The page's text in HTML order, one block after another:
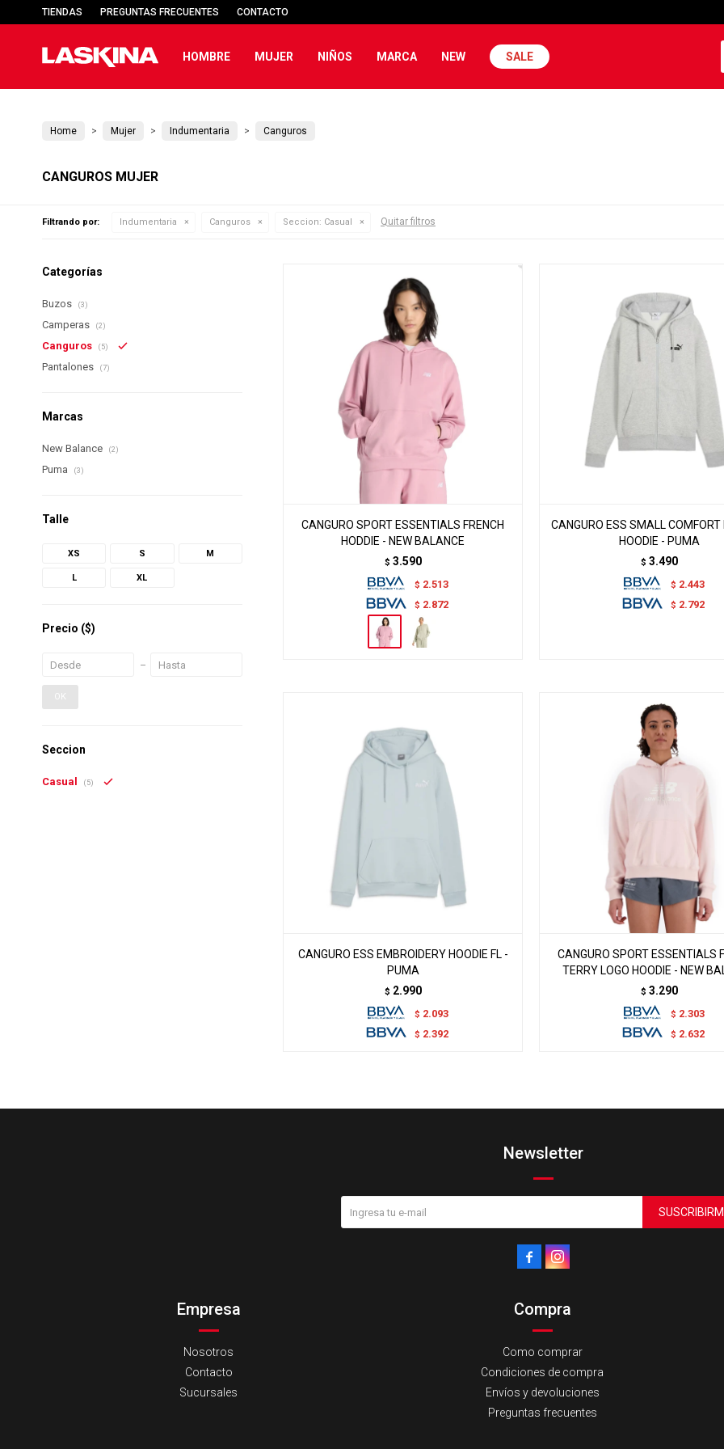
HOMBRE MUJER NIÑOS MARCA NEW SALE
TIENDAS PREGUNTAS FRECUENTES CONTACTO
Home Mujer Indumentaria Canguros
CANGUROS MUJER
Filtrando por: Indumentaria Canguros Seccion: Casual Quitar filtros
CANGURO SPORT ESSENTIALS FRENCH
HODDIE - NEW BALANCE
$ 3.590
$ 2.513
$ 2.872
CANGURO ESS SMALL COMFORT
HOODIE - PUMA
$ 3.490
$ 2.443
$ 2.792
CANGURO ESS EMBROIDERY HOODIE FL -
PUMA
$ 2.990
$ 2.093
$ 2.392
CANGURO SPORT ESSENTIALS
TERRY LOGO HOODIE - NEW
$ 3.290
$ 2.303
$ 2.632
Categorías
Buzos (3)
Camperas (2)
Canguros (5)
Pantalones (7)
Marcas
New Balance (2)
Puma (3)
Talle
XS S M
L XL
Precio ($)
OK
Seccion
Casual (5)
Empresa
Nosotros
Contacto
Sucursales
Compra
Como comprar
Condiciones de compra
Envíos y devoluciones
Preguntas frecuentes
Newsletter
 